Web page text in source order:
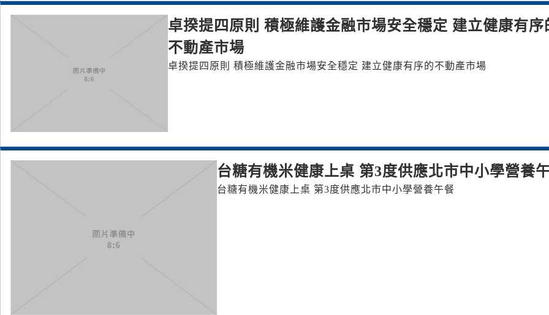
卓揆提四原則 積極維護金融市場安全穩定 建立健康有序
不動產市場
卓揆提四原則 積極維護金融市場安全穩定 建立健康有序的不動產市場
台糖有機米健康上桌 第3度供應北市中小學營養
台糖有機米健康上桌 第3度供應北市中小學營養午餐